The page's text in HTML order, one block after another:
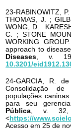
23-RABINOWITZ,
THOMAS, J. ;
WONG, D.
C. ; STONE
WORKING
approach to
Diseases, v.
10.3201/
24-GARCIA, R.
Consolidação
populações
para seu
Pública , v. 32,
<https://
Acesso em 25 de